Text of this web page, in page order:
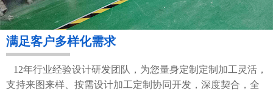
满足客户多样化需求
12年行业经验设计研发团队，为您量身定制定制加工灵活，
支持来图来样、按需设计加工定制协同开发，深度契合，全